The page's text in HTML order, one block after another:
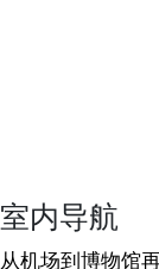
室内导航
从机场到博物馆